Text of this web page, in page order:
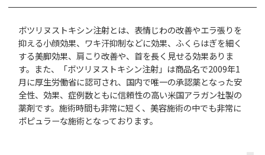
ボツリヌストキシン注射とは、表情じわの改善やエラ張りを
抑える小顔効果、ワキ汗抑制などに効果、ふくらはぎを細く
する美脚効果、肩こり改善や、首を長く見せる効果ありま
す。また、「ボツリヌストキシン注射」は商品名で2009年1
月に厚生労働省に認可され、国内で唯一の承認薬となった安
全性、効果、症例数ともに信頼性の高い米国アラガン社製の
薬剤です。施術時間も非常に短く、美容施術の中でも非常に
ポピュラーな施術となっております。